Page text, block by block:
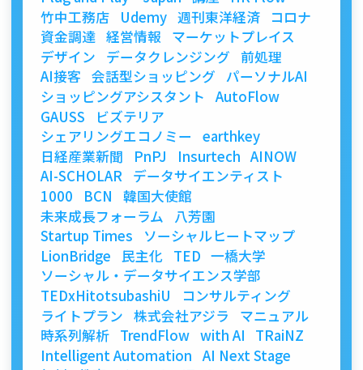
竹中工務店
Udemy 週刊東洋経済
コロナ
資金調達 経営情報 マーケットプレイス
デザイン
データクレンジング 前処理
AI接客 会話型ショッピング パーソナルAI
ショッピングアシスタント
AutoFlow
GAUSS
ビズテリア
シェアリングエコノミー
earthkey
日経産業新聞
PnPJ Insurtech AINOW
AI-SCHOLAR データサイエンティスト
1000
BCN
韓国大使館
未来成長フォーラム
八芳園
Startup Times
ソーシャルヒートマップ
LionBridge
民主化 TED 一橋大学
ソーシャル・データサイエンス学部
TEDxHitotsubashiU
コンサルティング
ライトプラン 株式会社アジラ
マニュアル
時系列解析 TrendFlow with AI
TRaiNZ
Intelligent Automation AI Next Stage